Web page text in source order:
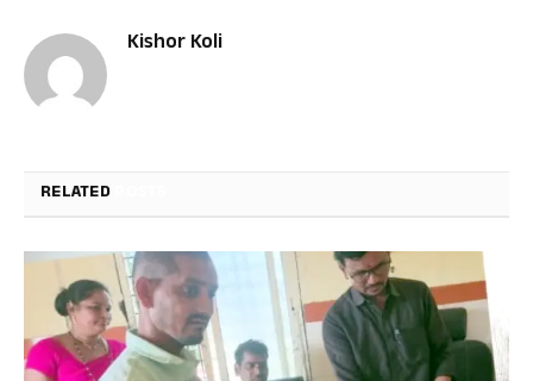
Kishor Koli
RELATED